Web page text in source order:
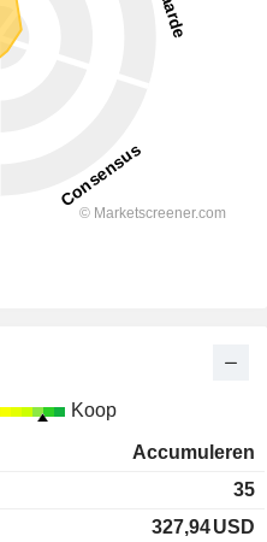
Koop
Accumuleren
35
327,94USD